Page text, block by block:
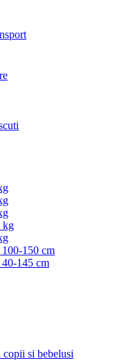
kg
100-150 cm
40-145 cm
copii si bebelusi